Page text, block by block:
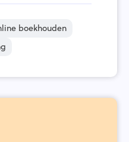
boekhouden